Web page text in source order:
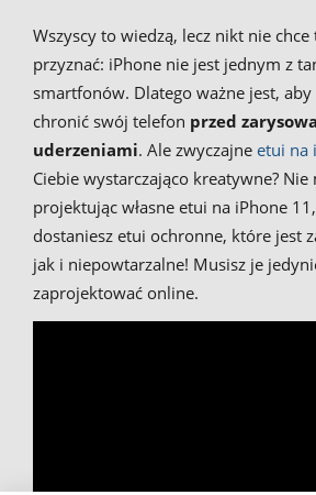
Wszyscy to wiedzą, lecz nikt nie
przyznać: iPhone nie jest jednym z
smartfonów. Dlatego ważne jest,
chronić swój telefon przed
uderzeniami. Ale zwyczajne etui na
Ciebie wystarczająco kreatywne?
projektując własne etui na iPhone
dostaniesz etui ochronne, które jest
jak i niepowtarzalne! Musisz je
zaprojektować online.